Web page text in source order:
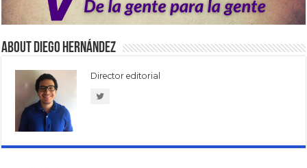
About Diego Hernández
Director editorial